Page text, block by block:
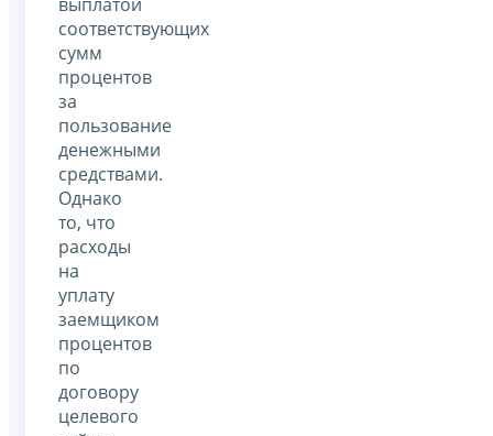
соответствующих
сумм
процентов
за
пользование
денежными
средствами.
Однако
то, что
расходы
на
уплату
заемщиком
процентов
по
договору
целевого